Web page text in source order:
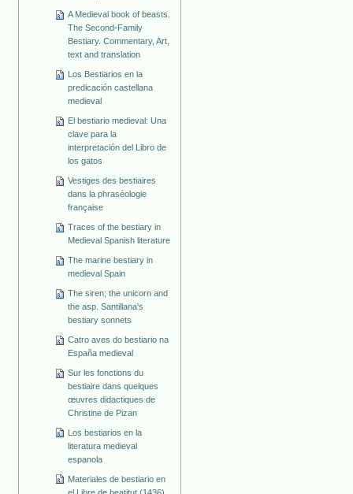
A Medieval book of beasts.
The Second-Family
Bestiary. Commentary, Art,
text and translation
Los Bestiarios en la
predicación castellana
medieval
El bestiario medieval: Una
clave para la
interpretación del Libro de
los gatos
Vestiges des bestiaires
dans la phraséologie
française
Traces of the bestiary in
Medieval Spanish literature
The marine bestiary in
medieval Spain
The siren; the unicorn and
the asp. Santillana's
bestiary sonnets
Catro aves do bestiario na
España medieval
Sur les fonctions du
bestiaire dans quelques
œuvres didactiques de
Christine de Pizan
Los bestiarios en la
literatura medieval
espanola
Materiales de bestiario en